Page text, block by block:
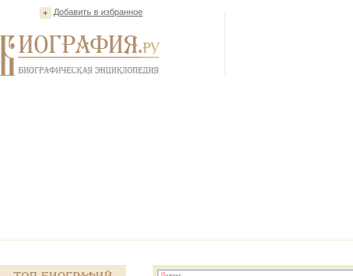
Добавить в избранное